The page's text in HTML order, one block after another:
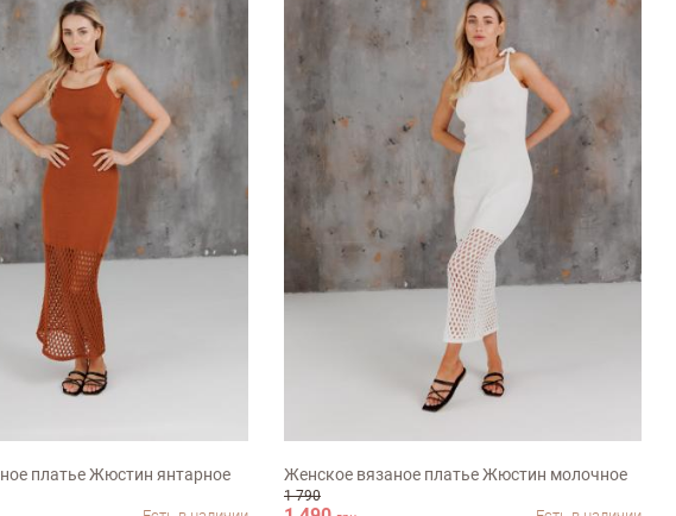
платье Жюстин янтарное
ХL-ХХL
Женское вязаное платье Жюстин молочное
1 790